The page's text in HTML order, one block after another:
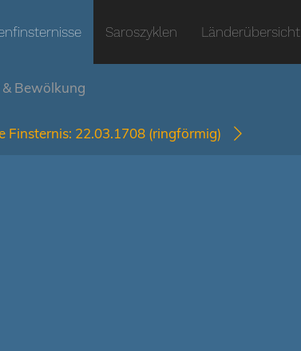
Saroszyklen Länderübersicht
Bewölkung
Finsternis: 22.03.1708 (ringförmig)